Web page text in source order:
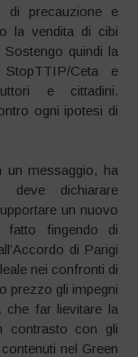
di precauzione e
la vendita di cibi
quindi la
Ceta e
e cittadini.
ogni ipotesi di
un messaggio, ha
deve dichiarare
un nuovo
fatto fingendo di
di Parigi
nei confronti di
prezzo gli impegni
far lievitare la
contrasto con gli
nel Green